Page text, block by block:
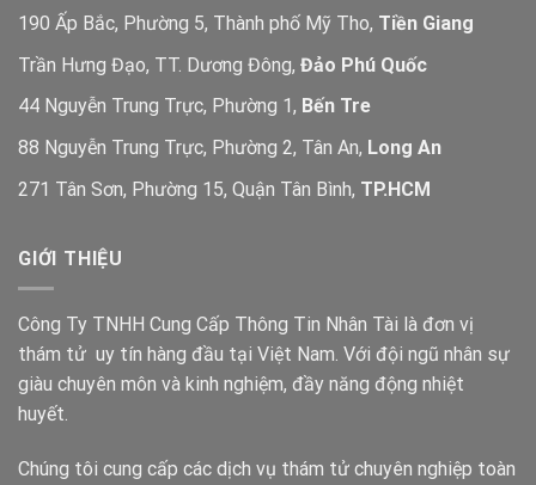
190 Ấp Bắc, Phường 5, Thành phố Mỹ Tho, Tiền Giang
Trần Hưng Đạo, TT. Dương Đông, Đảo Phú Quốc
44 Nguyễn Trung Trực, Phường 1, Bến Tre
88 Nguyễn Trung Trực, Phường 2, Tân An, Long An
271 Tân Sơn, Phường 15, Quận Tân Bình, TP.HCM
GIỚI THIỆU
Công Ty TNHH Cung Cấp Thông Tin Nhân Tài là đơn vị
thám tử uy tín hàng đầu tại Việt Nam. Với đội ngũ nhân sự
giàu chuyên môn và kinh nghiệm, đầy năng động nhiệt
huyết.
Chúng tôi cung cấp các dịch vụ thám tử chuyên nghiệp toàn